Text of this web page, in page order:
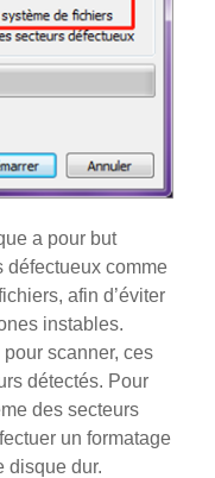
a pour but
défectueux comme
afin d’éviter
instables.
scanner, ces
détectés. Pour
des secteurs
un formatage
disque dur.